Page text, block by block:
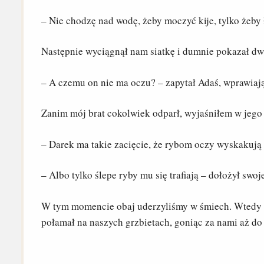
– Nie chodzę nad wodę, żeby moczyć kije, tylko żeby
Następnie wyciągnął nam siatkę i dumnie pokazał
– A czemu on nie ma oczu? – zapytał Adaś,
Zanim mój brat cokolwiek odparł, wyjaśniłem w
– Darek ma takie zacięcie, że rybom oczy
– Albo tylko ślepe ryby mu się trafiają – dołożył
W tym momencie obaj uderzyliśmy w śmiech.
połamał na naszych grzbietach, goniąc za nami aż